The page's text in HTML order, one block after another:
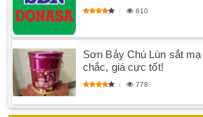
610
Sơn Bảy Chú Lùn sắt
chắc, giá cực tốt!
778